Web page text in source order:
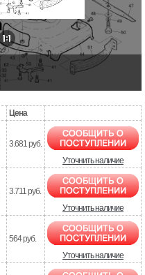
Цена
3.681 руб.
Уточнить наличие
3.711 руб.
Уточнить наличие
564 руб.
Уточнить наличие